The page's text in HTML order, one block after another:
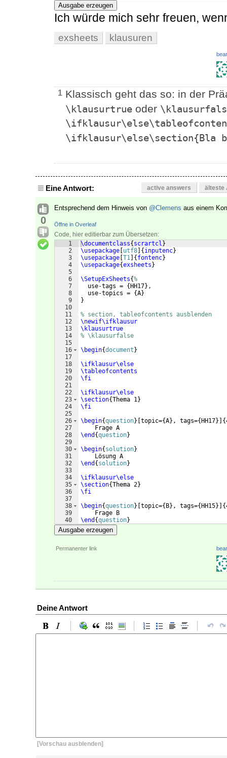
Ausgabe erzeugen
Ich würde mich sehr freuen,
exsheets klausuren
1 Klassisch geht das so: in der
\klausurtrue oder
\ifklausur\else\section{Bla
Eine Antwort: active answers älteste
0
Entsprechend dem Hinweis von @Clemens aus einem
Öffne in Overleaf
Code, hier editierbar zum Übersetzen:
1
2
3
4
5
6
7
8
9
10
11
12
13
14
15
16
17
18
19
20
21
22
23
24
25
26
27
28
29
30
31
32
33
34
35
36
37
38
39
40
41
\documentclass{ scrartcl }
\usepackage utf8 { inputenc}
\usepackage T1 { fontenc}
\usepackage{exsheets }
\SetupExSheets{%
  use-tags =
{ HH17} ,
  use-topics =
{A}
}
% section, tableofcontents ausblenden
\newif\ifklausur
\klausurtrue
% \klausurfalse
\begin{document }
\ifklausur\else
\tableofcontents
\fi
\ifklausur\else
\section{Thema 1}
\fi
\begin{question} topic={A} , tags={ HH17}] {
    Frage A
\end {question}
\begin{ solution}
    Lösung A
\end { solution}
\ifklausur\else
\section{Thema 2}
\fi
\begin{question} topic={ B} , tags={ HH15}] {
    Frage B
\end {question}
Ausgabe erzeugen
Permanenter link
Deine Antwort
[Vorschau ausblenden]